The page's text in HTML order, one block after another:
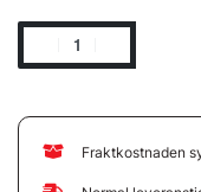
Fraktkostnaden